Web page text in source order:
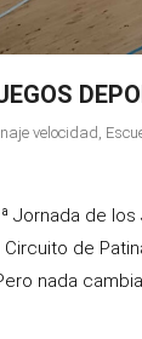
velocidad ,
Jornada de
de
nada